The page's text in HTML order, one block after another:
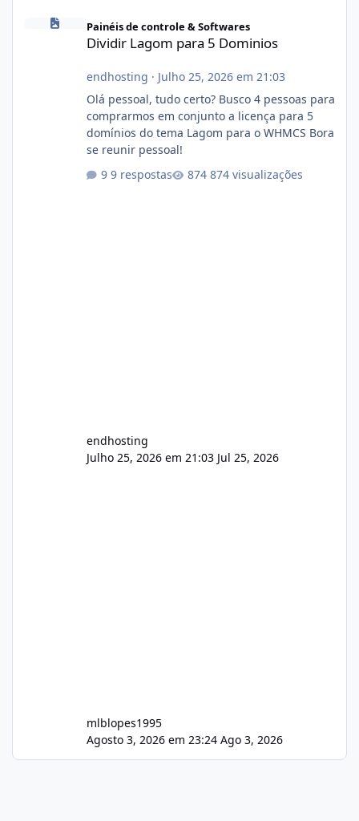
Dividir Lagom para 5 Dominios
Painéis de controle & Softwares
Dividir Lagom para 5 Dominios
endhosting · Julho 25, 2026 em 21:03
Olá pessoal, tudo certo? Busco 4 pessoas para
comprarmos em conjunto a licença para 5
domínios do tema Lagom para o WHMCS Bora
se reunir pessoal!
9 respostas
874 visualizações
endhosting
Julho 25, 2026 em 21:03 Jul 25, 2026
mlblopes1995
Agosto 3, 2026 em 23:24 Ago 3, 2026